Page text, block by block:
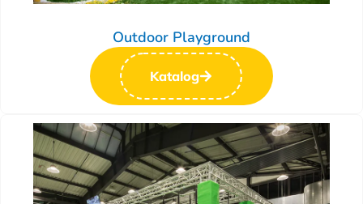
Outdoor Playground
Katalog